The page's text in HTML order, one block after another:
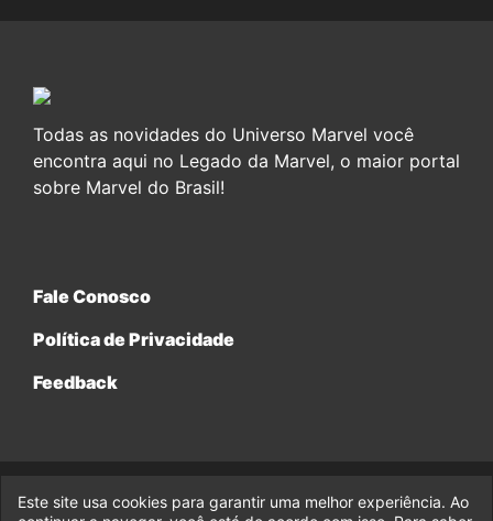
Todas as novidades do Universo Marvel você
encontra aqui no Legado da Marvel, o maior portal
sobre Marvel do Brasil!
Fale Conosco
Política de Privacidade
Feedback
© 2017-2026 Legado da Marvel, uma empresa da Legado
Este site usa cookies para garantir uma melhor experiência. Ao